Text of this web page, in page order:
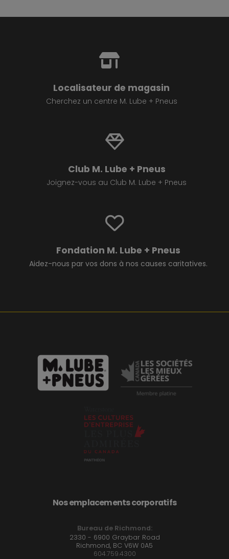
Localisateur de magasin
Cherchez un centre M. Lube + Pneus
Club M. Lube + Pneus
Joignez-vous au Club M. Lube + Pneus
Fondation M. Lube + Pneus
Aidez-nous par vos dons à nos causes caritatives.
Nos emplacements corporatifs
Bureau de Richmond:
2330 - 6900 Graybar Road
Richmond, BC V6W 0A5
604.759.4300